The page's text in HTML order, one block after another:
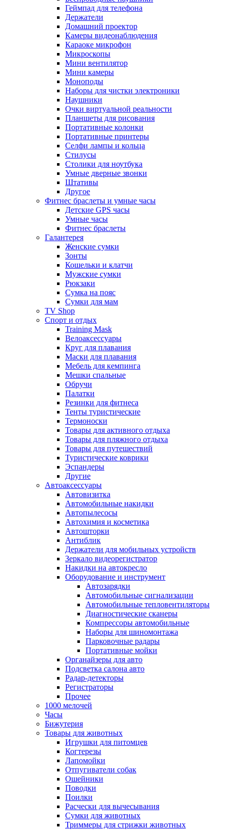
Геймпад для телефона
Держатели
Домашний проектор
Камеры видеонаблюдения
Караоке микрофон
Микроскопы
Мини вентилятор
Мини камеры
Моноподы
Наборы для чистки электроники
Наушники
Очки виртуальной реальности
Планшеты для рисования
Портативные колонки
Портативные принтеры
Селфи лампы и кольца
Стилусы
Столики для ноутбука
Умные дверные звонки
Штативы
Другое
Фитнес браслеты и умные часы
Детские GPS часы
Умные часы
Фитнес браслеты
Галантерея
Женские сумки
Зонты
Кошельки и клатчи
Мужские сумки
Рюкзаки
Сумка на пояс
Сумки для мам
TV Shop
Спорт и отдых
Training Mask
Велоаксессуары
Круг для плавания
Маски для плавания
Мебель для кемпинга
Мешки спальные
Обручи
Палатки
Резинки для фитнеса
Тенты туристические
Термоноски
Товары для активного отдыха
Товары для пляжного отдыха
Товары для путешествий
Туристические коврики
Эспандеры
Другие
Автоаксессуары
Автовизитка
Автомобильные накидки
Автопылесосы
Автохимия и косметика
Автошторки
Антиблик
Держатели для мобильных устройств
Зеркало видеорегистратор
Накидки на автокресло
Оборудование и инструмент
Автозарядки
Автомобильные сигнализации
Автомобильные тепловентиляторы
Диагностические сканеры
Компрессоры автомобильные
Наборы для шиномонтажа
Парковочные радары
Портативные мойки
Органайзеры для авто
Подсветка салона авто
Радар-детекторы
Регистраторы
Прочее
1000 мелочей
Часы
Бижутерия
Товары для животных
Игрушки для питомцев
Когтерезы
Лапомойки
Отпугиватели собак
Ошейники
Поводки
Поилки
Расчески для вычесывания
Сумки для животных
Триммеры для стрижки животных